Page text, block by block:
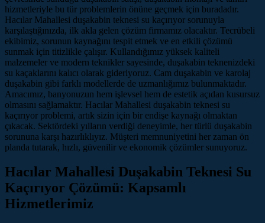
hizmetleriyle bu tür problemlerin önüne geçmek için buradadır.
Hacılar Mahallesi duşakabin teknesi su kaçırıyor sorunuyla
karşılaştığınızda, ilk akla gelen çözüm firmamız olacaktır. Tecrübeli
ekibimiz, sorunun kaynağını tespit etmek ve en etkili çözümü
sunmak için titizlikle çalışır. Kullandığımız yüksek kaliteli
malzemeler ve modern teknikler sayesinde, duşakabin teknenizdeki
su kaçaklarını kalıcı olarak gideriyoruz. Cam duşakabin ve karolaj
duşakabin gibi farklı modellerde de uzmanlığımız bulunmaktadır.
Amacımız, banyonuzun hem işlevsel hem de estetik açıdan kusursuz
olmasını sağlamaktır. Hacılar Mahallesi duşakabin teknesi su
kaçırıyor problemi, artık sizin için bir endişe kaynağı olmaktan
çıkacak. Sektördeki yılların verdiği deneyimle, her türlü duşakabin
sorununa karşı hazırlıklıyız. Müşteri memnuniyetini her zaman ön
planda tutarak, hızlı, güvenilir ve ekonomik çözümler sunuyoruz.
Hacılar Mahallesi Duşakabin Teknesi Su
Kaçırıyor Çözümü: Kapsamlı
Hizmetlerimiz